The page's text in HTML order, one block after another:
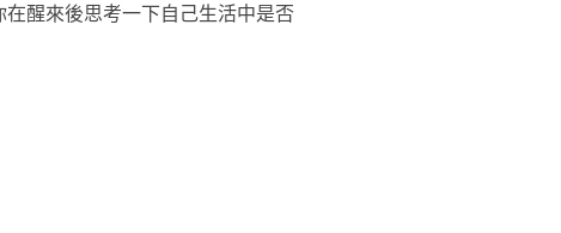
醒來後思考一下自己生活中是否